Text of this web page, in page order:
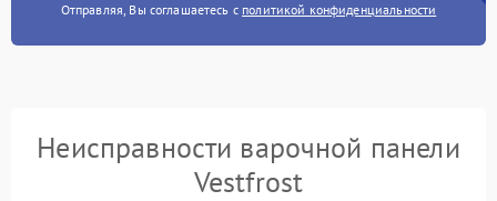
Отправляя, Вы соглашаетесь с политикой конфиденциальности
Неисправности варочной панели
Vestfrost